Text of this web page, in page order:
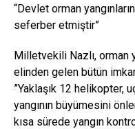
“Devlet orman
seferber etmiştir”
Milletvekili Nazlı, orman
elinden gelen bütün
”Yaklaşık 12 helikopter,
yangının büyümesini
kısa sürede yangın